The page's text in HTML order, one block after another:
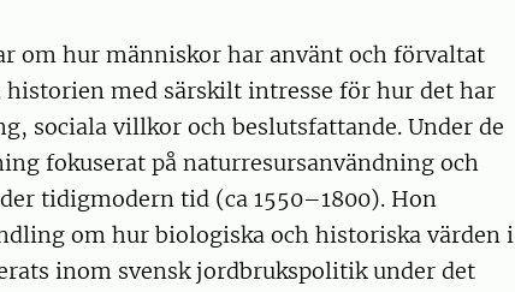
om hur människor har använt och förvaltat
med särskilt intresse för hur det har
sociala villkor och beslutsfattande. Under de
fokuserat på naturresursanvändning och
tidigmodern tid (ca 1550–1800). Hon
om hur biologiska och historiska värden i
inom svensk jordbrukspolitik under det